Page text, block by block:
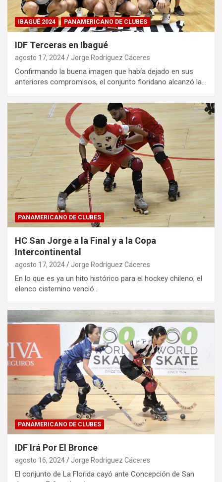
IBAGUÉ 2024 PANAMERICANO DE CLUBES
IDF Terceras en Ibagué
agosto 17, 2024 Jorge Rodríguez Cáceres
Confirmando la buena imagen que había dejado en sus
anteriores compromisos, el conjunto floridano alcanzó la…
PANAMERICANO DE CLUBES
HC San Jorge a la Final y a la Copa
Intercontinental
agosto 17, 2024 Jorge Rodríguez Cáceres
En lo que es ya un hito histórico para el hockey chileno, el
elenco cisternino venció…
PANAMERICANO DE CLUBES
IDF Irá Por El Bronce
agosto 16, 2024 Jorge Rodríguez Cáceres
El conjunto de La Florida cayó ante Concepción de San